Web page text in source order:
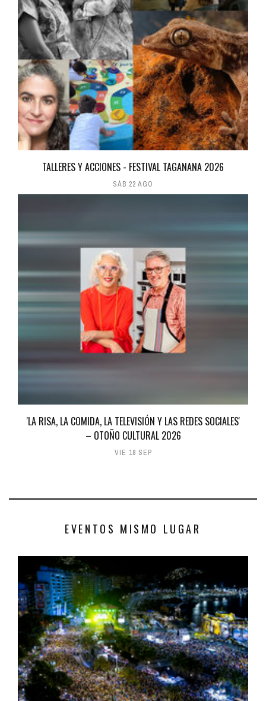
TALLERES Y ACCIONES - FESTIVAL TAGANANA 2026
SÁB 22 AGO
'LA RISA, LA COMIDA, LA TELEVISIÓN Y LAS REDES SOCIALES'
– OTOÑO CULTURAL 2026
VIE 18 SEP
EVENTOS MISMO LUGAR